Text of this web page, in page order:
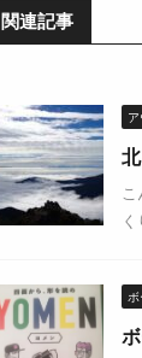
関連記事